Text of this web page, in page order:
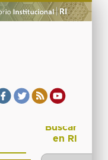
Buscar
en RI